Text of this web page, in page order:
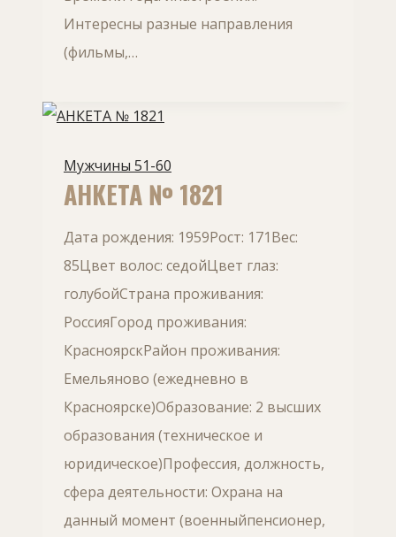
Интересны разные направления
(фильмы,…
Мужчины 51-60
АНКЕТА № 1821
Дата рождения: 1959Рост: 171Вес:
85Цвет волос: седойЦвет глаз:
голубойСтрана проживания:
РоссияГород проживания:
КрасноярскРайон проживания:
Емельяново (ежедневно в
Красноярске)Образование: 2 высших
образования (техническое и
юридическое)Профессия, должность,
сфера деятельности: Охрана на
данный момент (военныйпенсионер,